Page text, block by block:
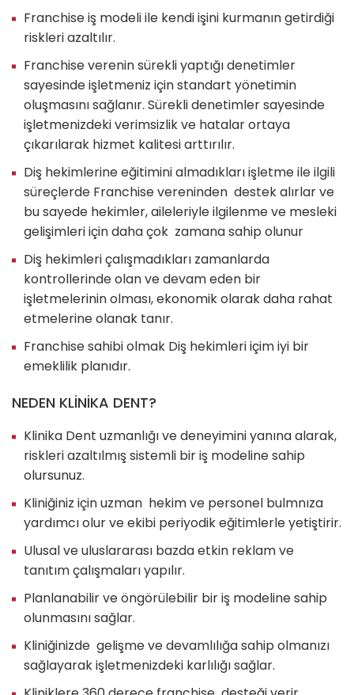
Franchise iş modeli ile kendi işini kurmanın getirdiği
riskleri azaltılır.
Franchise verenin sürekli yaptığı denetimler
sayesinde işletmeniz için standart yönetimin
oluşmasını sağlanır. Sürekli denetimler sayesinde
işletmenizdeki verimsizlik ve hatalar ortaya
çıkarılarak hizmet kalitesi arttırılır.
Diş hekimlerine eğitimini almadıkları işletme ile ilgili
süreçlerde Franchise vereninden destek alırlar ve
bu sayede hekimler, aileleriyle ilgilenme ve mesleki
gelişimleri için daha çok zamana sahip olunur
Diş hekimleri çalışmadıkları zamanlarda
kontrollerinde olan ve devam eden bir
işletmelerinin olması, ekonomik olarak daha rahat
etmelerine olanak tanır.
Franchise sahibi olmak Diş hekimleri içim iyi bir
emeklilik planıdır.
NEDEN KLİNİKA DENT?
Klinika Dent uzmanlığı ve deneyimini yanına alarak,
riskleri azaltılmış sistemli bir iş modeline sahip
olursunuz.
Kliniğiniz için uzman hekim ve personel bulmnıza
yardımcı olur ve ekibi periyodik eğitimlerle yetiştirir.
Ulusal ve uluslararası bazda etkin reklam ve
tanıtım çalışmaları yapılır.
Planlanabilir ve öngörülebilir bir iş modeline sahip
olunmasını sağlar.
Kliniğinizde gelişme ve devamlılığa sahip olmanızı
sağlayarak işletmenizdeki karlılığı sağlar.